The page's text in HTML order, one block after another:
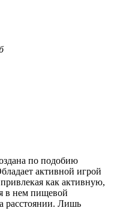
по подобию
активной игрой
как активную,
в нем пищевой
расстоянии. Лишь